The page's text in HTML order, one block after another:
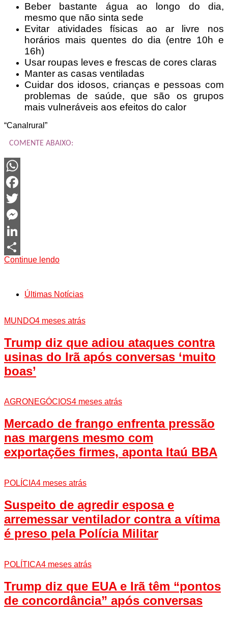
Beber bastante água ao longo do dia,
mesmo que não sinta sede
Evitar atividades físicas ao ar livre nos
horários mais quentes do dia (entre 10h e
16h)
Usar roupas leves e frescas de cores claras
Manter as casas ventiladas
Cuidar dos idosos, crianças e pessoas com
problemas de saúde, que são os grupos
mais vulneráveis aos efeitos do calor
“Canalrural”
COMENTE ABAIXO:
WhatsApp
Facebook
Twitter
Messenger
LinkedIn
Share
Continue lendo
Últimas Notícias
MUNDO4 meses atrás
Trump diz que adiou ataques contra
usinas do Irã após conversas ‘muito
boas’
AGRONEGÓCIOS4 meses atrás
Mercado de frango enfrenta pressão
nas margens mesmo com
exportações firmes, aponta Itaú BBA
POLÍCIA4 meses atrás
Suspeito de agredir esposa e
arremessar ventilador contra a vítima
é preso pela Polícia Militar
POLÍTICA4 meses atrás
Trump diz que EUA e Irã têm “pontos
de concordância” após conversas